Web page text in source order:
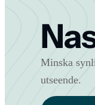
Minska
utseende.